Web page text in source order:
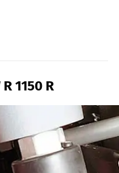
1150 R